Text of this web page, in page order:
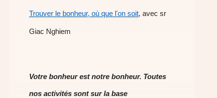
Trouver le bonheur, où que l'on soit, avec sr
Giac Nghiem
Votre bonheur est notre bonheur. Toutes
nos activités sont sur la base